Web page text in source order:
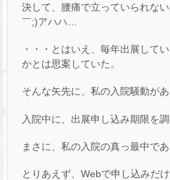
決して、腰痛で立っていられな
￣;)アハハ…
・・・とはいえ、毎年出展して
かとは思案していた。
そんな矢先に、私の入院騒動があ
入院中に、出展申し込み期限を
まさに、私の入院の真っ最中であ
とりあえず、Webで申し込みだけ